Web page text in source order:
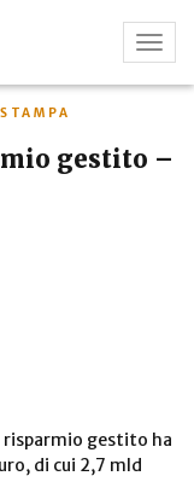
gestito –
risparmio gestito ha
di cui 2,7 mld